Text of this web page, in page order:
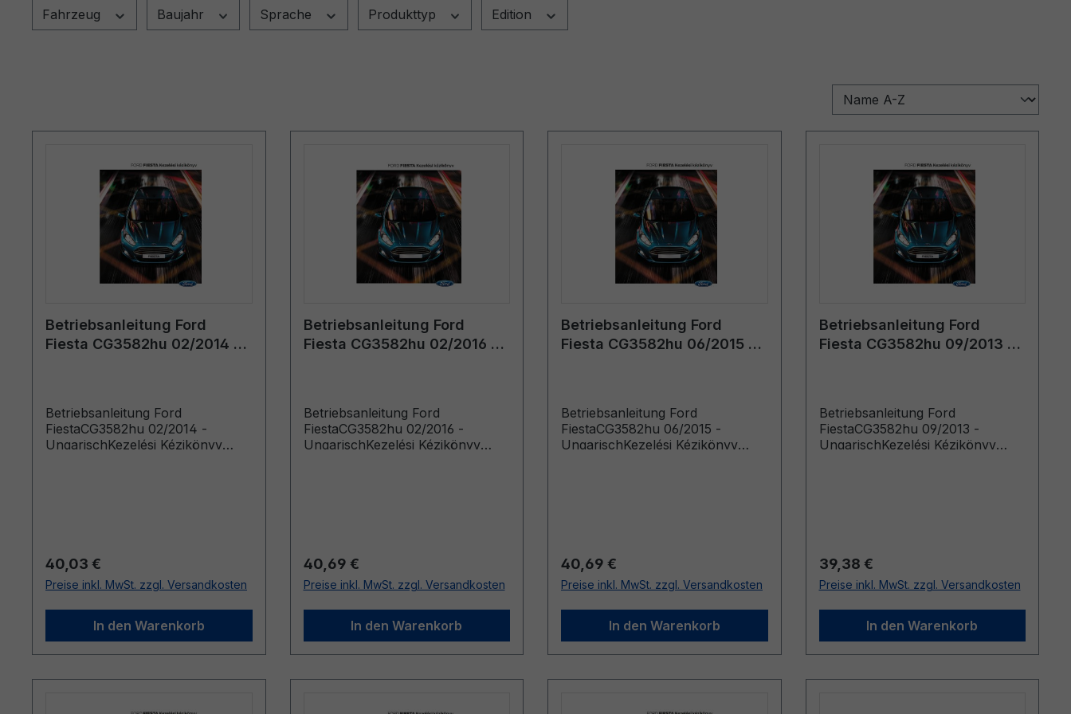
Fahrzeug Baujahr Sprache Produkttyp Edition
Betriebsanleitung Ford
Fiesta CG3582hu 02/2014 -
Betriebsanleitung Ford
FiestaCG3582hu 02/2014 -
UngarischKezelési Kézikönyv
Regulärer Preis:
40,03 €
Preise inkl. MwSt. zzgl. Versandkosten
In den Warenkorb
Betriebsanleitung Ford
Fiesta CG3582hu 02/2016 -
Betriebsanleitung Ford
FiestaCG3582hu 02/2016 -
UngarischKezelési Kézikönyv
Regulärer Preis:
40,69 €
Preise inkl. MwSt. zzgl. Versandkosten
In den Warenkorb
Betriebsanleitung Ford
Fiesta CG3582hu 06/2015 -
Betriebsanleitung Ford
FiestaCG3582hu 06/2015 -
UngarischKezelési Kézikönyv
Regulärer Preis:
40,69 €
Preise inkl. MwSt. zzgl. Versandkosten
In den Warenkorb
Betriebsanleitung Ford
Fiesta CG3582hu 09/2013 -
Betriebsanleitung Ford
FiestaCG3582hu 09/2013 -
UngarischKezelési Kézikönyv
Regulärer Preis:
39,38 €
Preise inkl. MwSt. zzgl. Versandkosten
In den Warenkorb